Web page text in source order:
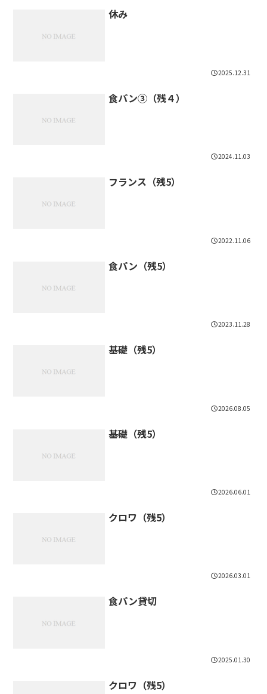
休み
2025.12.31
食パン③（残４）
2024.11.03
フランス（残5）
2022.11.06
食パン（残5）
2023.11.28
基礎（残5）
2026.08.05
基礎（残5）
2026.06.01
クロワ（残5）
2026.03.01
食パン貸切
2025.01.30
クロワ（残5）